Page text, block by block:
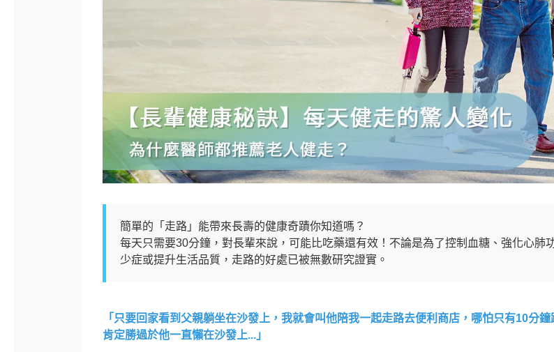
簡單的「走路」能帶來長壽的健康奇蹟你知道嗎？
每天只需要30分鐘，對長輩來說，可能比吃藥還有效！不論是為了控制血糖、強化心肺
少症或提升生活品質，走路的好處已被無數研究證實。
「只要回家看到父親躺坐在沙發上，我就會叫他陪我一起走路去便利商店，哪怕只有10分
肯定勝過於他一直懶在沙發上...」